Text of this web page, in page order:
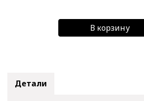
В корзину
Детали